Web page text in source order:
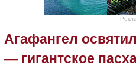
Агафангел
— гигантское